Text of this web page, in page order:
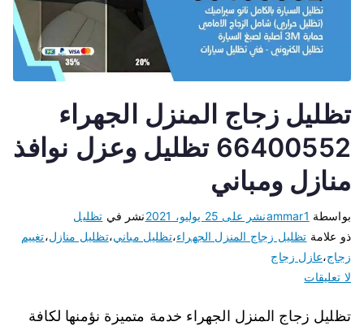
تظليل زجاج المنزل الجهراء
66400552 تظليل وعزل نوافذ
منازل ومباني
بواسطة ammar1نشر على 25 يوليو، 2021 نشر في تظليل
ذو علامة تظليل زجاج المنزل الجهراء،تظليل مباني،تظليل منازل،تغييم
زجاج،عازل زجاج
لا تعليقات
تظليل زجاج المنزل الجهراء خدمة متميزة نؤمنها لكافة